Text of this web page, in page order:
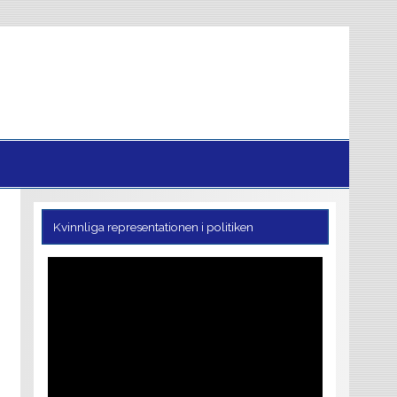
Kvinnliga representationen i politiken